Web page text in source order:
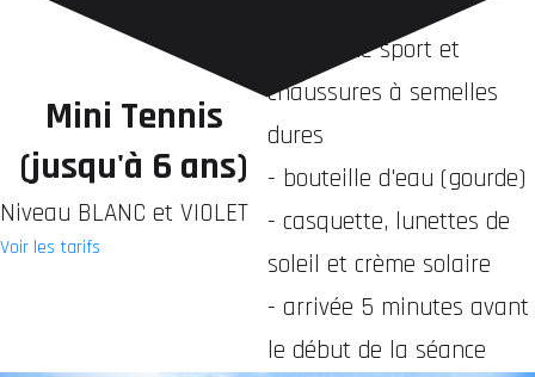
Mini Tennis
(jusqu'à 6 ans)
Niveau BLANC et VIOLET
Voir les tarifs
- tenue de sport et
chaussures à semelles
dures
- bouteille d'eau (gourde)
- casquette, lunettes de
soleil et crème solaire
- arrivée 5 minutes avant
le début de la séance